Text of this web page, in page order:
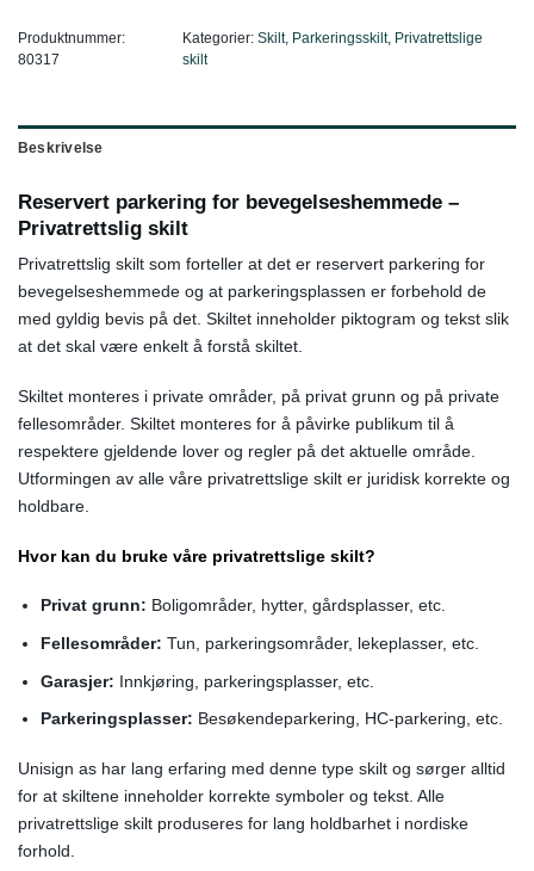
Produktnummer:
80317
Kategorier:Skilt, Parkeringsskilt, Privatrettslige
skilt
Beskrivelse
Reservert parkering for bevegelseshemmede –
Privatrettslig skilt
Privatrettslig skilt som forteller at det er reservert parkering for
bevegelseshemmede og at parkeringsplassen er forbehold de
med gyldig bevis på det. Skiltet inneholder piktogram og tekst slik
at det skal være enkelt å forstå skiltet.
Skiltet monteres i private områder, på privat grunn og på private
fellesområder. Skiltet monteres for å påvirke publikum til å
respektere gjeldende lover og regler på det aktuelle område.
Utformingen av alle våre privatrettslige skilt er juridisk korrekte og
holdbare.
Hvor kan du bruke våre privatrettslige skilt?
Privat grunn: Boligområder, hytter, gårdsplasser, etc.
Fellesområder: Tun, parkeringsområder, lekeplasser, etc.
Garasjer: Innkjøring, parkeringsplasser, etc.
Parkeringsplasser: Besøkendeparkering, HC-parkering, etc.
Unisign as har lang erfaring med denne type skilt og sørger alltid
for at skiltene inneholder korrekte symboler og tekst. Alle
privatrettslige skilt produseres for lang holdbarhet i nordiske
forhold.